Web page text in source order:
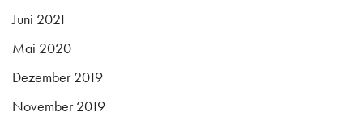
Juni 2021
Mai 2020
Dezember 2019
November 2019